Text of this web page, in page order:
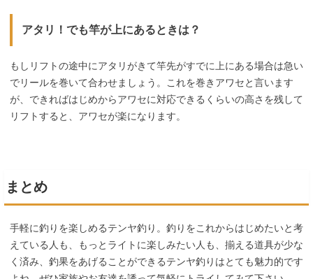
アタリ！でも竿が上にあるときは？
もしリフトの途中にアタリがきて竿先がすでに上にある場合は急い
でリールを巻いて合わせましょう。これを巻きアワセと言います
が、できればはじめからアワセに対応できるくらいの高さを残して
リフトすると、アワセが楽になります。
まとめ
手軽に釣りを楽しめるテンヤ釣り。釣りをこれからはじめたいと考
えている人も、もっとライトに楽しみたい人も、揃える道具が少な
く済み、釣果をあげることができるテンヤ釣りはとても魅力的です